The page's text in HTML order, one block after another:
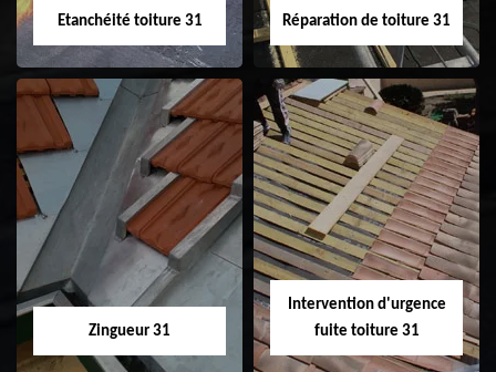
Etanchéité toiture 31
Etanchéité toiture
31
Réparation de toiture 31
Réparation de
toiture 31
Zingueur 31
Intervention d'urgence
fuite toiture 31